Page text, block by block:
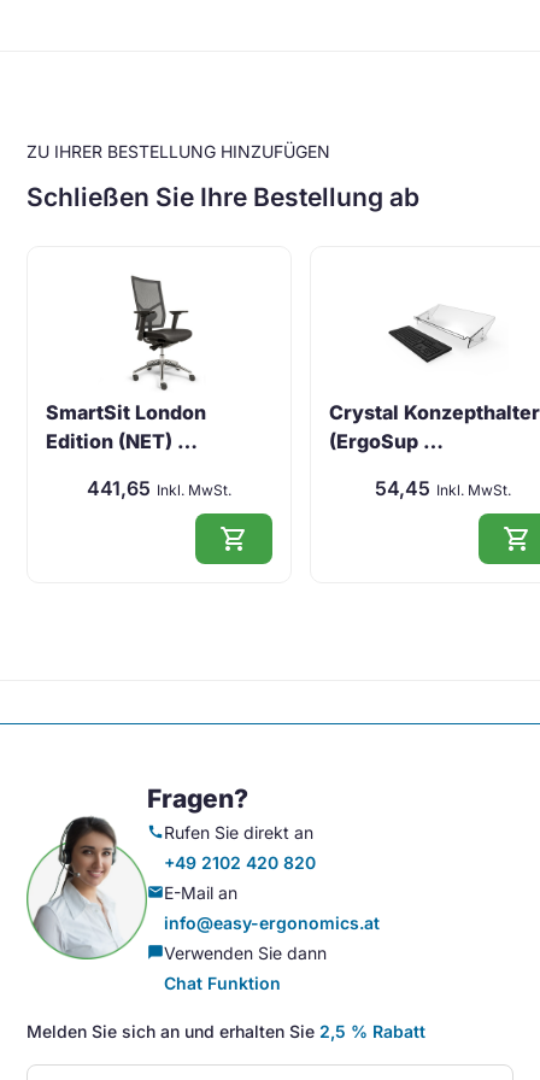
ZU IHRER BESTELLUNG HINZUFÜGEN
Schließen Sie Ihre Bestellung ab
SmartSit London
Edition (NET) …
441,65 Inkl. MwSt.
shopping_cart
Crystal Konzepthalter
(ErgoSup …
54,45 Inkl. MwSt.
shopping_cart
Fragen?
callRufen Sie direkt an
+49 2102 420 820
mailE-Mail an
info@easy-ergonomics.at
chat_bubbleVerwenden Sie dann
Chat Funktion
Melden Sie sich an und erhalten Sie 2,5 % Rabatt